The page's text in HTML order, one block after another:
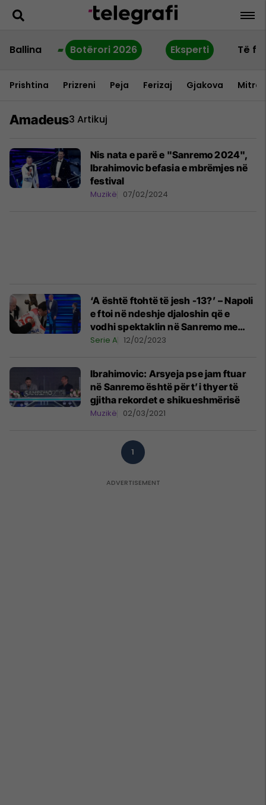
Ballina Botërori 2026 Eksperti Të
Prishtina Prizreni Peja Ferizaj Gjakova
Amadeus3 Artikuj
Nis nata e parë e "Sanremo 2024",
Ibrahimovic befasia e mbrëmjes në
festival
Muzikë 07/02/2024
‘A është ftohtë të jesh -13?’ – Napoli
e ftoi në ndeshje djaloshin që e
vodhi spektaklin në Sanremo me
shakanë për Interin
Serie A 12/02/2023
Ibrahimovic: Arsyeja pse jam ftuar
në Sanremo është për t’i thyer të
gjitha rekordet e shikueshmërisë
Muzikë 02/03/2021
1